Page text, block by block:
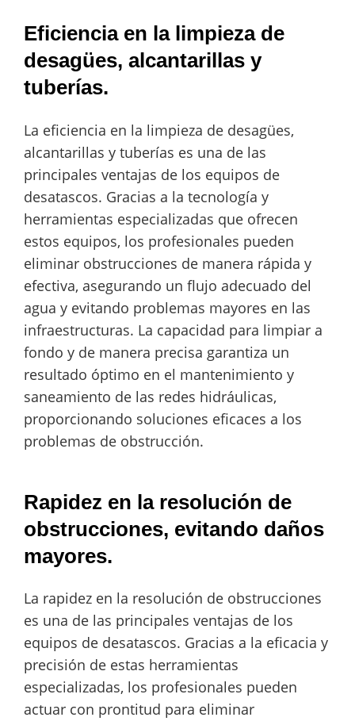
Eficiencia en la limpieza de
desagües, alcantarillas y
tuberías.
La eficiencia en la limpieza de desagües,
alcantarillas y tuberías es una de las
principales ventajas de los equipos de
desatascos. Gracias a la tecnología y
herramientas especializadas que ofrecen
estos equipos, los profesionales pueden
eliminar obstrucciones de manera rápida y
efectiva, asegurando un flujo adecuado del
agua y evitando problemas mayores en las
infraestructuras. La capacidad para limpiar a
fondo y de manera precisa garantiza un
resultado óptimo en el mantenimiento y
saneamiento de las redes hidráulicas,
proporcionando soluciones eficaces a los
problemas de obstrucción.
Rapidez en la resolución de
obstrucciones, evitando daños
mayores.
La rapidez en la resolución de obstrucciones
es una de las principales ventajas de los
equipos de desatascos. Gracias a la eficacia y
precisión de estas herramientas
especializadas, los profesionales pueden
actuar con prontitud para eliminar